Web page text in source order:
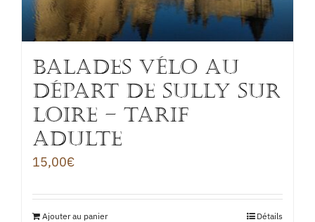
BALADES VÉLO au
départ de Sully sur
Loire – TARIF
ADULTE
15,00€
Ajouter au panier Détails